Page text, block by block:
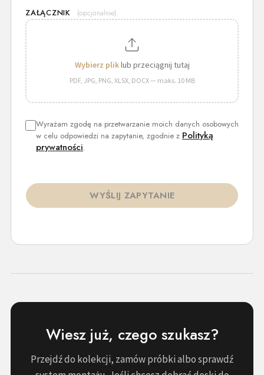
ZAŁĄCZNIK (opcjonalnie)
Wybierz pliklub przeciągnij tutaj
PDF, JPG, PNG, XLSX, DOCX — maks. 10 MB
Wyrażam zgodę na przetwarzanie moich danych osobowych
w celu odpowiedzi na zapytanie, zgodnie z Polityką
prywatności.
WYŚLIJ ZAPYTANIE
Wiesz już, czego szukasz?
Przejdź do kolekcji, zamów próbki albo sprawdź